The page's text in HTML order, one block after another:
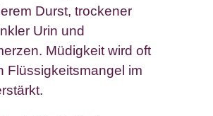
Durst, trockener
Urin und
Müdigkeit wird oft
Flüssigkeitsmangel im